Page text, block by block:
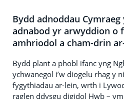
Bydd adnoddau
adnabod yr arwyddion o
amhriodol a cham-drin
Bydd plant a phobl ifanc yng
ychwanegol i’w diogelu rhag y
fygythiadau ar-lein, wrth i
raglen ddysgu digidol Hwb –